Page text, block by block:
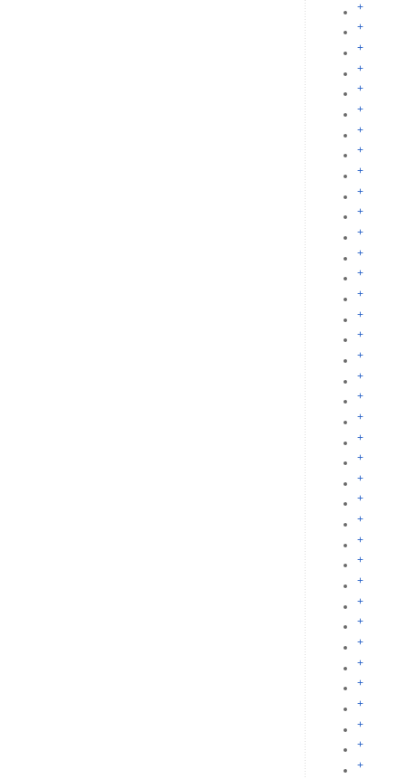
+
+
+
+
+
+
+
+
+
+
+
+
+
+
+
+
+
+
+
+
+
+
+
+
+
+
+
+
+
+
+
+
+
+
+
+
+
+